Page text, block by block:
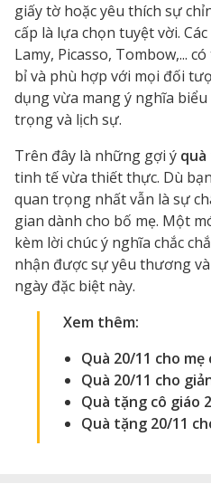
giấy tờ hoặc yêu thích sự
cấp là lựa chọn tuyệt vời.
Lamy, Picasso, Tombow,...
bỉ và phù hợp với mọi đối
dụng vừa mang ý nghĩa
trọng và lịch sự.
Trên đây là những gợi ý quà
tinh tế vừa thiết thực. Dù
quan trọng nhất vẫn là sự
gian dành cho bố mẹ. Một
kèm lời chúc ý nghĩa chắc
nhận được sự yêu thương
ngày đặc biệt này.
Xem thêm:
Quà 20/11 cho mẹ
Quà 20/11 cho
Quà tặng cô giáo
Quà tặng 20/11